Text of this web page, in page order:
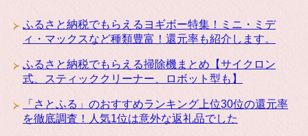
ふるさと納税でもらえるヨギボー特集！ミニ・ミデ
ィ・マックスなど種類豊富！還元率も紹介します。
ふるさと納税でもらえる掃除機まとめ【サイクロン
式、スティッククリーナー、ロボット型も】
「さとふる」のおすすめランキング上位30位の還元率
を徹底調査！人気1位は意外な返礼品でした